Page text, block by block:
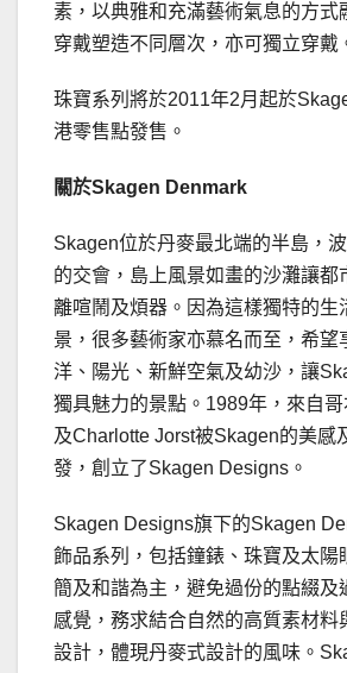
素，以典雅和充滿藝術氣息的方式
穿戴塑造不同層次，亦可獨立穿戴
珠寶系列將於2011年2月起於
港零售點發售。
關於Skagen Denmark
Skagen位於丹麥最北端的半島，
的交會，島上風景如畫的沙灘讓都
離喧鬧及煩器。因為這樣獨特的生
景，很多藝術家亦慕名而至，希望
洋、陽光、新鮮空氣及幼沙，讓
獨具魅力的景點。1989年，來自
及Charlotte Jorst被Skagen的美感
發，創立了Skagen Designs。
Skagen Designs旗下的Skagen
飾品系列，包括鐘錶、珠寶及太陽
簡及和諧為主，避免過份的點綴及
感覺，務求結合自然的高質素材料
設計，體現丹麥式設計的風味。